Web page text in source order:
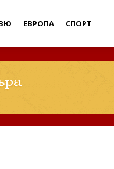
ЕВРОПА СПОРТ